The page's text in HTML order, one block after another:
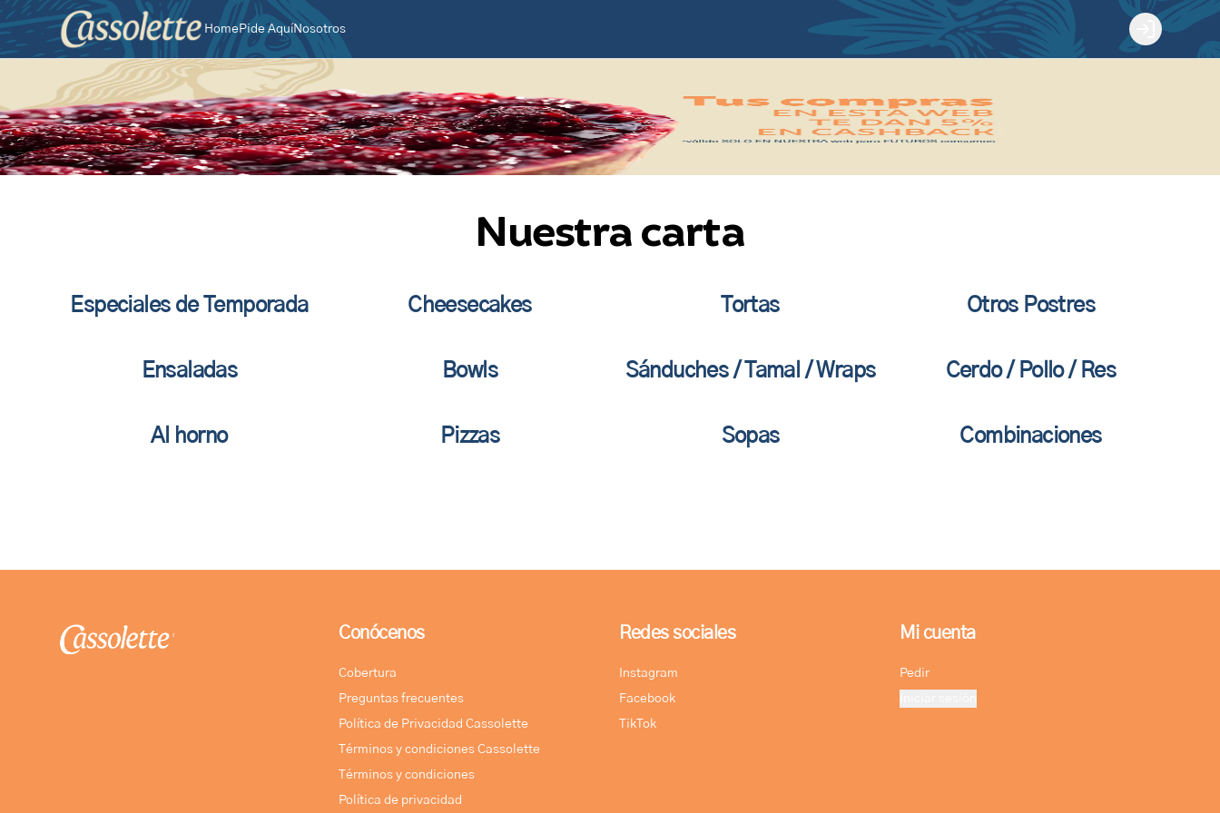
HomePide AquíNosotros
Login
Nuestra carta
Especiales de Temporada Cheesecakes Tortas Otros Postres
Ensaladas Bowls Sánduches / Tamal / Wraps Cerdo / Pollo / Res
Al horno Pizzas Sopas Combinaciones
Conócenos
Cobertura
Preguntas frecuentes
Política de Privacidad Cassolette
Términos y condiciones Cassolette
Términos y condiciones
Política de privacidad
Redes sociales
Instagram
Facebook
TikTok
Mi cuenta
Pedir